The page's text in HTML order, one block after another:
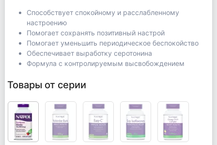
Способствует спокойному и расслабленному
настроению
Помогает сохранять позитивный настрой
Помогает уменьшить периодическое беспокойство
Обеспечивает выработку серотонина
Формула с контролируемым высвобождением
Товары от серии